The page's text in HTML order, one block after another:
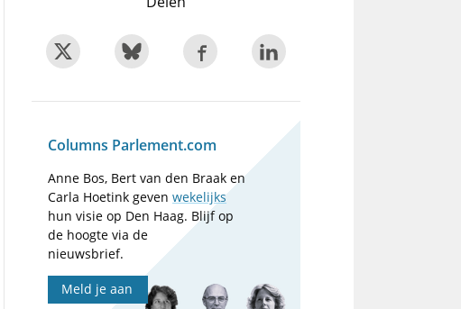
Columns Parlement.com
Anne Bos, Bert van den Braak en
Carla Hoetink gevenwekelijks
hun visie op Den Haag. Blijf op
de hoogte via de
nieuwsbrief.
Meld je aan